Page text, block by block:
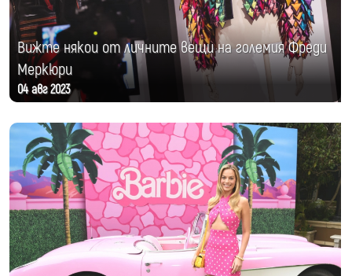
Вижте някои от личните вещи на големия Фреди
Меркюри
04 авг 2023